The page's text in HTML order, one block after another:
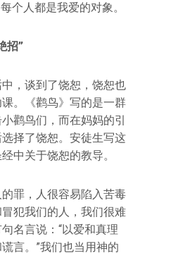
个人都是我爱的对象。
招”
，谈到了饶恕，饶恕也
。《鹳鸟》写的是一群
鹳鸟们，而在妈妈的引
择了饶恕。安徒生写这
中关于饶恕的教导。
罪，人很容易陷入苦毒
犯我们的人，我们很难
名言说：“以爱和真理
言。”我们也当用神的